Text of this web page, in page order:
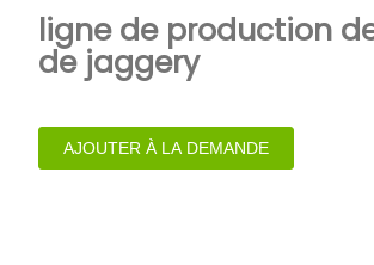
ligne de production
de jaggery
AJOUTER À LA DEMANDE